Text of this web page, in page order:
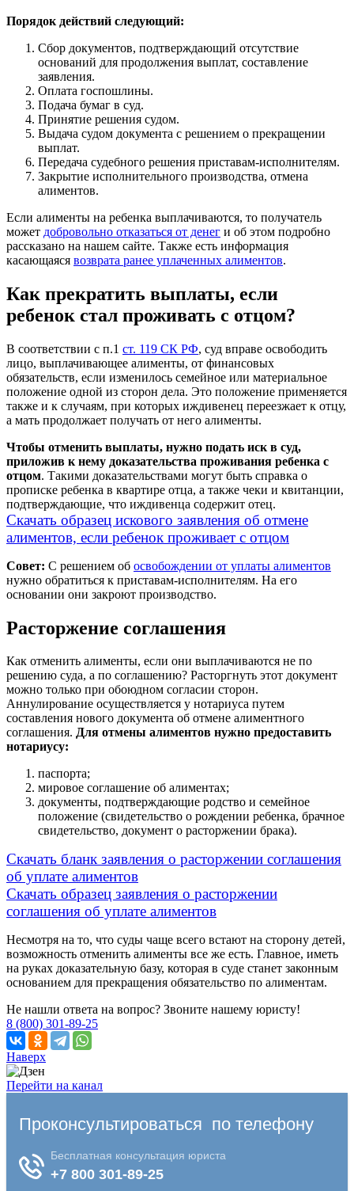
Порядок действий следующий:
Сбор документов, подтверждающий отсутствие
оснований для продолжения выплат, составление
заявления.
Оплата госпошлины.
Подача бумаг в суд.
Принятие решения судом.
Выдача судом документа с решением о прекращении
выплат.
Передача судебного решения приставам-исполнителям.
Закрытие исполнительного производства, отмена
алиментов.
Если алименты на ребенка выплачиваются, то получатель
может добровольно отказаться от денег и об этом подробно
рассказано на нашем сайте. Также есть информация
касающаяся возврата ранее уплаченных алиментов.
Как прекратить выплаты, если
ребенок стал проживать с отцом?
В соответствии с п.1 ст. 119 СК РФ, суд вправе освободить
лицо, выплачивающее алименты, от финансовых
обязательств, если изменилось семейное или материальное
положение одной из сторон дела. Это положение применяется
также и к случаям, при которых иждивенец переезжает к отцу,
а мать продолжает получать от него алименты.
Чтобы отменить выплаты, нужно подать иск в суд,
приложив к нему доказательства проживания ребенка с
отцом. Такими доказательствами могут быть справка о
прописке ребенка в квартире отца, а также чеки и квитанции,
подтверждающие, что иждивенца содержит отец.
Скачать образец искового заявления об отмене
алиментов, если ребенок проживает с отцом
Совет: С решением об освобождении от уплаты алиментов
нужно обратиться к приставам-исполнителям. На его
основании они закроют производство.
Расторжение соглашения
Как отменить алименты, если они выплачиваются не по
решению суда, а по соглашению? Расторгнуть этот документ
можно только при обоюдном согласии сторон.
Аннулирование осуществляется у нотариуса путем
составления нового документа об отмене алиментного
соглашения. Для отмены алиментов нужно предоставить
нотариусу:
паспорта;
мировое соглашение об алиментах;
документы, подтверждающие родство и семейное
положение (свидетельство о рождении ребенка, брачное
свидетельство, документ о расторжении брака).
Скачать бланк заявления о расторжении соглашения
об уплате алиментов
Скачать образец заявления о расторжении
соглашения об уплате алиментов
Несмотря на то, что суды чаще всего встают на сторону детей,
возможность отменить алименты все же есть. Главное, иметь
на руках доказательную базу, которая в суде станет законным
основанием для прекращения обязательство по алиментам.
Не нашли ответа на вопрос? Звоните нашему юристу!
8 (800) 301-89-25
Наверх
Перейти на канал